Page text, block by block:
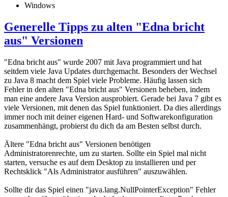
Windows
Generelle Tipps zu alten "Edna bricht
aus" Versionen
"Edna bricht aus" wurde 2007 mit Java programmiert und hat
seitdem viele Java Updates durchgemacht. Besonders der Wechsel
zu Java 8 macht dem Spiel viele Probleme. Häufig lassen sich
Fehler in den alten "Edna bricht aus" Versionen beheben, indem
man eine andere Java Version ausprobiert. Gerade bei Java 7 gibt es
viele Versionen, mit denen das Spiel funktioniert. Da dies allerdings
immer noch mit deiner eigenen Hard- und Softwarekonfiguration
zusammenhängt, probierst du dich da am Besten selbst durch.
Ältere "Edna bricht aus" Versionen benötigen
Administratorenrechte, um zu starten. Sollte ein Spiel mal nicht
starten, versuche es auf dem Desktop zu installieren und per
Rechtsklick "Als Administrator ausführen" auszuwählen.
Sollte dir das Spiel einen "java.lang.NullPointerException" Fehler